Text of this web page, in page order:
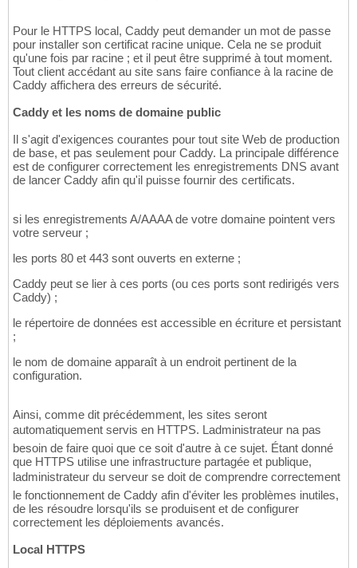
Pour le HTTPS local, Caddy peut demander un mot de passe
pour installer son certificat racine unique. Cela ne se produit
qu'une fois par racine ; et il peut être supprimé à tout moment.
Tout client accédant au site sans faire confiance à la racine de
Caddy affichera des erreurs de sécurité.
Caddy et les noms de domaine public
Il s'agit d'exigences courantes pour tout site Web de production
de base, et pas seulement pour Caddy. La principale différence
est de configurer correctement les enregistrements DNS avant
de lancer Caddy afin qu'il puisse fournir des certificats.
si les enregistrements A/AAAA de votre domaine pointent vers
votre serveur ;
les ports 80 et 443 sont ouverts en externe ;
Caddy peut se lier à ces ports (ou ces ports sont redirigés vers
Caddy) ;
le répertoire de données est accessible en écriture et persistant
;
le nom de domaine apparaît à un endroit pertinent de la
configuration.
Ainsi, comme dit précédemment, les sites seront
automatiquement servis en HTTPS. Ladministrateur na pas
besoin de faire quoi que ce soit d'autre à ce sujet. Étant donné
que HTTPS utilise une infrastructure partagée et publique,
ladministrateur du serveur se doit de comprendre correctement
le fonctionnement de Caddy afin d'éviter les problèmes inutiles,
de les résoudre lorsqu'ils se produisent et de configurer
correctement les déploiements avancés.
Local HTTPS